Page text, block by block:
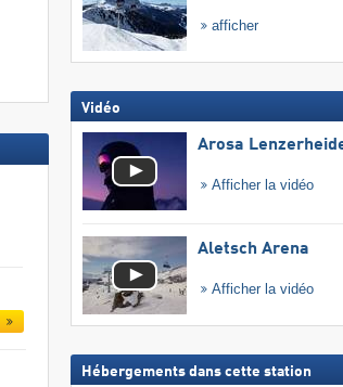
afficher
Vidéo
Arosa
Afficher la vidéo
Aletsch Arena
Afficher la vidéo
Hébergements dans cette station